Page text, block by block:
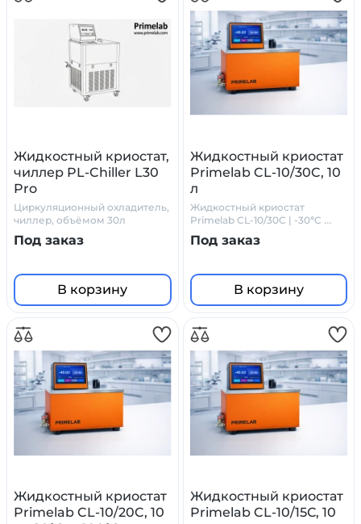
Жидкостный криостат,
чиллер PL-Chiller L30
Pro
Циркуляционный охладитель,
чиллер, объёмом 30л
Под заказ
В корзину
Жидкостный криостат
Primelab CL-10/30C, 10
л
Жидкостный криостат
Primelab CL-10/30C | -30°C …
+100°C | Объем 10 л | Точность
±0.01°C
Под заказ
В корзину
Жидкостный криостат
Primelab CL-10/20C, 10
Жидкостный криостат
Primelab CL-10/15С, 10